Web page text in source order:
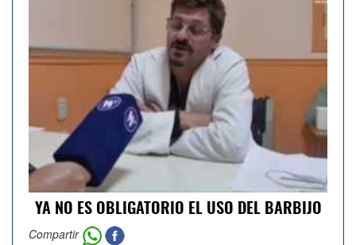
YA NO ES OBLIGATORIO EL USO DEL BARBIJO
Compartir